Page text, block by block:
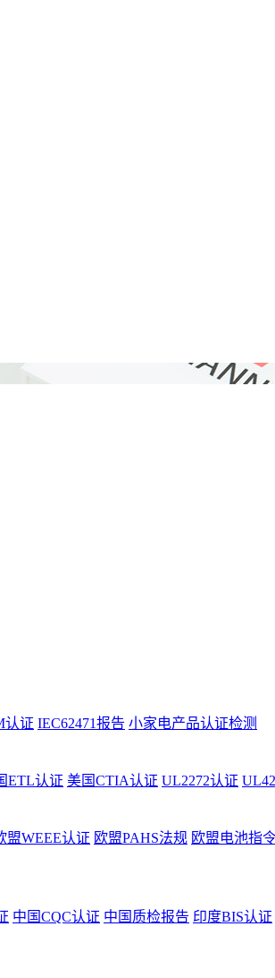
认证 IEC62471报告 小家电产品认证检测
ETL认证 美国CTIA认证 UL2272认证
盟WEEE认证 欧盟PAHS法规 欧盟电池指
中国CQC认证 中国质检报告 印度BIS认证